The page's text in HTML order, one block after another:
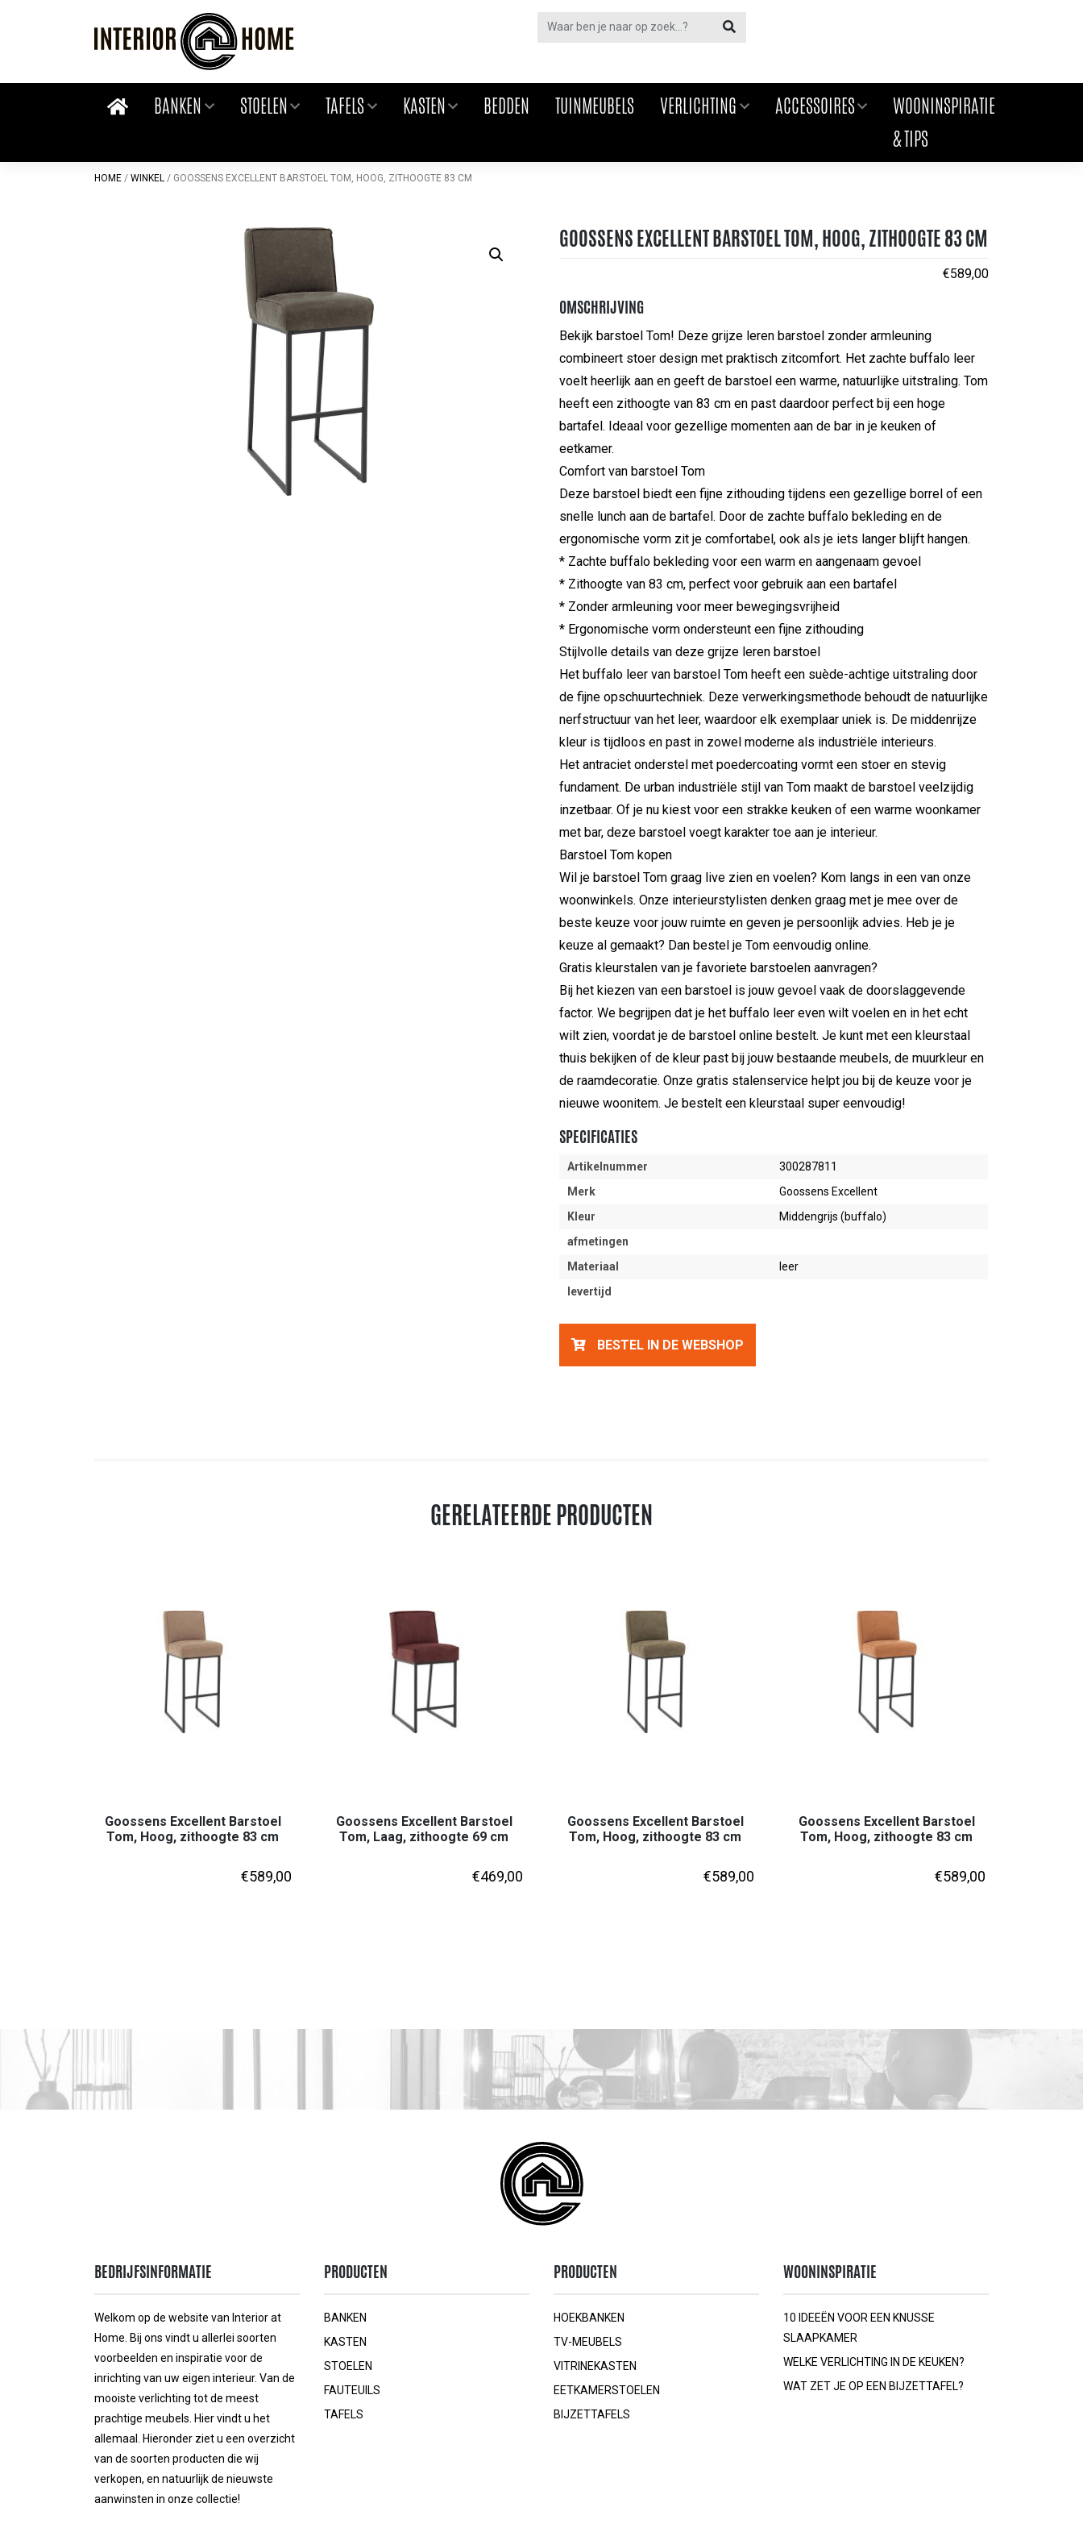
BANKEN STOELEN TAFELS KASTEN BEDDEN TUINMEUBELS VERLICHTING ACCESSOIRES
WOONINSPIRATIE
& TIPS
HOME / WINKEL / GOOSSENS EXCELLENT BARSTOEL TOM, HOOG, ZITHOOGTE 83 CM
GOOSSENS EXCELLENT BARSTOEL TOM, HOOG, ZITHOOGTE 83 CM
€589,00
OMSCHRIJVING
Bekijk barstoel Tom! Deze grijze leren barstoel zonder armleuning
combineert stoer design met praktisch zitcomfort. Het zachte buffalo leer
voelt heerlijk aan en geeft de barstoel een warme, natuurlijke uitstraling. Tom
heeft een zithoogte van 83 cm en past daardoor perfect bij een hoge
bartafel. Ideaal voor gezellige momenten aan de bar in je keuken of
eetkamer.
Comfort van barstoel Tom
Deze barstoel biedt een fijne zithouding tijdens een gezellige borrel of een
snelle lunch aan de bartafel. Door de zachte buffalo bekleding en de
ergonomische vorm zit je comfortabel, ook als je iets langer blijft hangen.
* Zachte buffalo bekleding voor een warm en aangenaam gevoel
* Zithoogte van 83 cm, perfect voor gebruik aan een bartafel
* Zonder armleuning voor meer bewegingsvrijheid
* Ergonomische vorm ondersteunt een fijne zithouding
Stijlvolle details van deze grijze leren barstoel
Het buffalo leer van barstoel Tom heeft een suède-achtige uitstraling door
de fijne opschuurtechniek. Deze verwerkingsmethode behoudt de natuurlijke
nerfstructuur van het leer, waardoor elk exemplaar uniek is. De middenrijze
kleur is tijdloos en past in zowel moderne als industriële interieurs.
Het antraciet onderstel met poedercoating vormt een stoer en stevig
fundament. De urban industriële stijl van Tom maakt de barstoel veelzijdig
inzetbaar. Of je nu kiest voor een strakke keuken of een warme woonkamer
met bar, deze barstoel voegt karakter toe aan je interieur.
Barstoel Tom kopen
Wil je barstoel Tom graag live zien en voelen? Kom langs in een van onze
woonwinkels. Onze interieurstylisten denken graag met je mee over de
beste keuze voor jouw ruimte en geven je persoonlijk advies. Heb je je
keuze al gemaakt? Dan bestel je Tom eenvoudig online.
Gratis kleurstalen van je favoriete barstoelen aanvragen?
Bij het kiezen van een barstoel is jouw gevoel vaak de doorslaggevende
factor. We begrijpen dat je het buffalo leer even wilt voelen en in het echt
wilt zien, voordat je de barstoel online bestelt. Je kunt met een kleurstaal
thuis bekijken of de kleur past bij jouw bestaande meubels, de muurkleur en
de raamdecoratie. Onze gratis stalenservice helpt jou bij de keuze voor je
nieuwe woonitem. Je bestelt een kleurstaal super eenvoudig!
SPECIFICATIES
Artikelnummer
300287811
Merk
Goossens Excellent
Kleur
Middengrijs (buffalo)
afmetingen
Materiaal
leer
levertijd
BESTEL IN DE WEBSHOP
GERELATEERDE PRODUCTEN
Goossens Excellent Barstoel
Tom, Hoog, zithoogte 83 cm
€589,00
Goossens Excellent Barstoel
Tom, Laag, zithoogte 69 cm
€469,00
Goossens Excellent Barstoel
Tom, Hoog, zithoogte 83 cm
€589,00
Goossens Excellent Barstoel
Tom, Hoog, zithoogte 83 cm
€589,00
BEDRIJFSINFORMATIE
Welkom op de website van Interior at
Home. Bij ons vindt u allerlei soorten
voorbeelden en inspiratie voor de
inrichting van uw eigen interieur. Van de
mooiste verlichting tot de meest
prachtige meubels. Hier vindt u het
allemaal. Hieronder ziet u een overzicht
van de soorten producten die wij
verkopen, en natuurlijk de nieuwste
aanwinsten in onze collectie!
PRODUCTEN
BANKEN
KASTEN
STOELEN
FAUTEUILS
TAFELS
PRODUCTEN
HOEKBANKEN
TV-MEUBELS
VITRINEKASTEN
EETKAMERSTOELEN
BIJZETTAFELS
WOONINSPIRATIE
10 IDEEËN VOOR EEN KNUSSE
SLAAPKAMER
WELKE VERLICHTING IN DE KEUKEN?
WAT ZET JE OP EEN BIJZETTAFEL?